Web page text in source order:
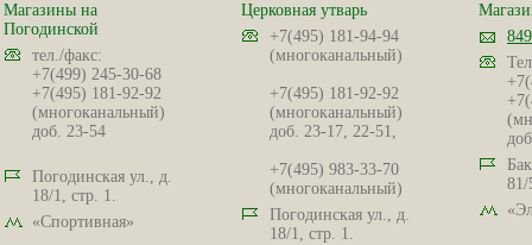
Магазины на
Погодинской
тел./факс:
+7(499) 245-30-68
+7(495) 181-92-92
(многоканальный)
доб. 23-54
Погодинская ул., д.
18/1, стр. 1.
«Спортивная»
Церковная утварь
+7(495) 181-94-94
(многоканальный)
+7(495) 181-92-92
(многоканальный)
доб. 23-17, 22-51,
+7(495) 983-33-70
(многоканальный)
Погодинская ул., д.
18/1, стр. 1.
81/